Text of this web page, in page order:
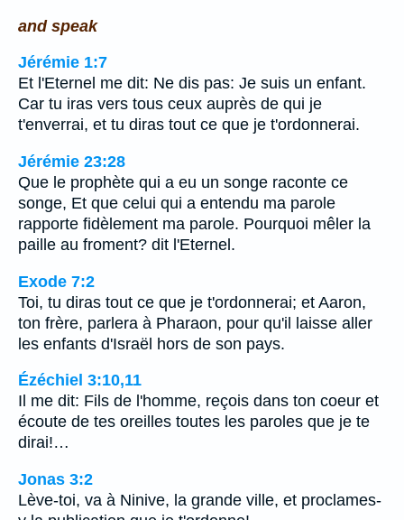
and speak
Jérémie 1:7
Et l'Eternel me dit: Ne dis pas: Je suis un enfant.
Car tu iras vers tous ceux auprès de qui je
t'enverrai, et tu diras tout ce que je t'ordonnerai.
Jérémie 23:28
Que le prophète qui a eu un songe raconte ce
songe, Et que celui qui a entendu ma parole
rapporte fidèlement ma parole. Pourquoi mêler la
paille au froment? dit l'Eternel.
Exode 7:2
Toi, tu diras tout ce que je t'ordonnerai; et Aaron,
ton frère, parlera à Pharaon, pour qu'il laisse aller
les enfants d'Israël hors de son pays.
Ézéchiel 3:10,11
Il me dit: Fils de l'homme, reçois dans ton coeur et
écoute de tes oreilles toutes les paroles que je te
dirai!…
Jonas 3:2
Lève-toi, va à Ninive, la grande ville, et proclames-